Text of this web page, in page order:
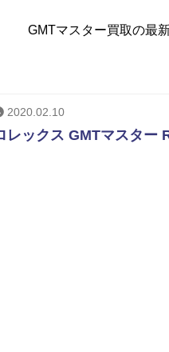
GMTマスター買取の最
2020.02.10
レックス GMTマスター